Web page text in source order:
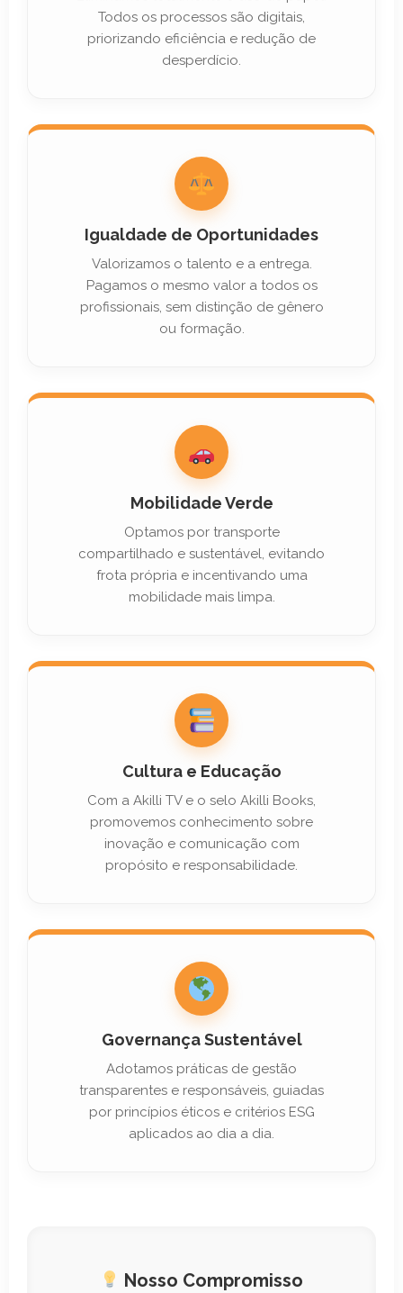
Todos os processos são digitais,
priorizando eficiência e redução de
desperdício.
Igualdade de Oportunidades
Valorizamos o talento e a entrega.
Pagamos o mesmo valor a todos os
profissionais, sem distinção de gênero
ou formação.
Mobilidade Verde
Optamos por transporte
compartilhado e sustentável, evitando
frota própria e incentivando uma
mobilidade mais limpa.
Cultura e Educação
Com a Akilli TV e o selo Akilli Books,
promovemos conhecimento sobre
inovação e comunicação com
propósito e responsabilidade.
Governança Sustentável
Adotamos práticas de gestão
transparentes e responsáveis, guiadas
por princípios éticos e critérios ESG
aplicados ao dia a dia.
Nosso Compromisso